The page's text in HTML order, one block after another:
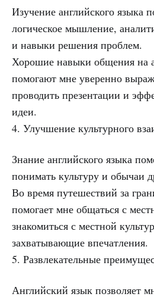
Изучение английского языка
логическое мышление,
и навыки решения проблем.
Хорошие навыки общения на
помогают мне уверенно
проводить презентации и
идеи.
4. Улучшение культурного
Знание английского языка
понимать культуру и обычаи
Во время путешествий за
помогает мне общаться с
знакомиться с местной
захватывающие впечатления.
5. Развлекательные
Английский язык позволяет